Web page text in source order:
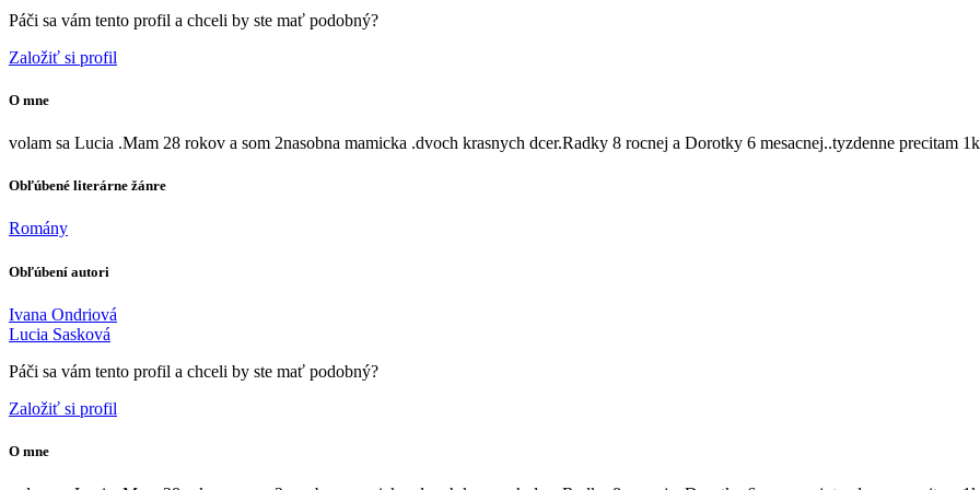
Páči sa vám tento profil a chceli by ste mať podobný?
Založiť si profil
O mne
volam sa Lucia .Mam 28 rokov a som 2nasobna mamicka .dvoch krasnych dcer.Radky 8 rocnej a Dorotky 6 mesacnej..tyzdenne precitam
Obľúbené literárne žánre
Romány
Obľúbení autori
Ivana Ondriová
Lucia Sasková
Páči sa vám tento profil a chceli by ste mať podobný?
Založiť si profil
O mne